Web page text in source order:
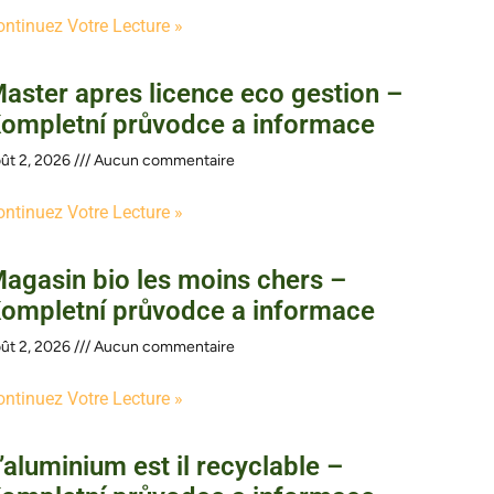
Votre Lecture »
apres licence eco gestion –
průvodce a informace
2, 2026 Aucun commentaire
Votre Lecture »
bio les moins chers –
průvodce a informace
2, 2026 Aucun commentaire
Votre Lecture »
est il recyclable –